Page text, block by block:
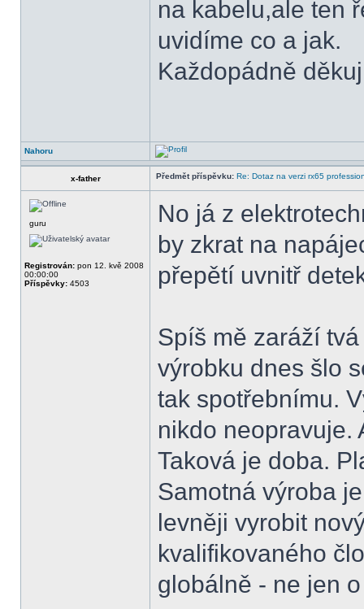
na kabelu,ale ten
uvidíme co a jak.
Každopádně
Nahoru
x-father Předmět příspěvku: Re: Dotaz na verzi rx65
guru
Registrován: pon 12. kvě 2008
00:00:00
Příspěvky: 4503
No já z
by zkrat na
přepětí uvnitř
Spíš mě zaráží
výrobku dnes šlo
tak spotřebnímu.
nikdo neopravuje.
Taková je doba.
Samotná výroba
levněji vyrobit
kvalifikovaného
globálně - ne jen